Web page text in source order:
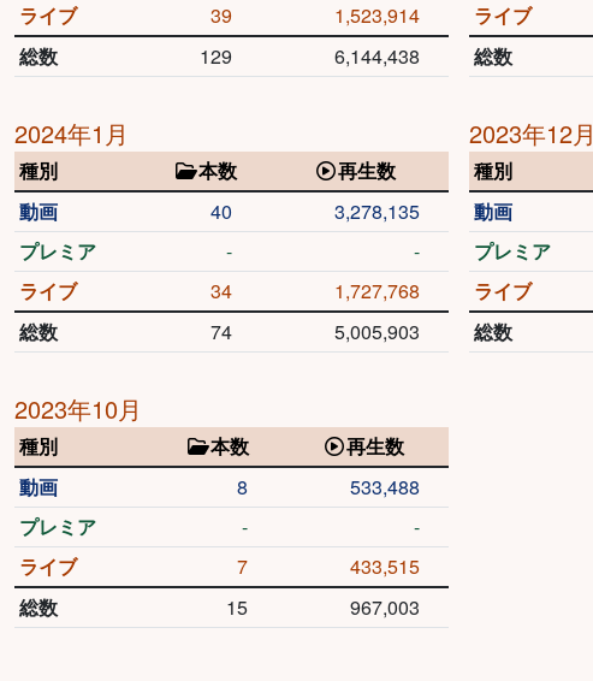
ライブ
39
1,523,914
総数
129 6,144,438
ライブ
総数
2024年1月
種別 本数
再生数
動画
40
3,278,135
プレミア
-
-
ライブ
34
1,727,768
総数
74 5,005,903
2023年12月
種別
動画
プレミア
ライブ
総数
2023年10月
種別 本数
再生数
動画
8
533,488
プレミア
-
-
ライブ
7
433,515
総数
15 967,003